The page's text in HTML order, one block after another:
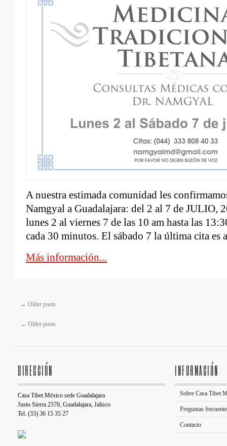
A nuestra estimada comunidad les
Namgyal a Guadalajara: del 2 al 7 de JULIO,
lunes 2 al viernes 7 de las 10 am hasta las
cada 30 minutos. El sábado 7 la última cita
Más información...
← Older posts
← Older posts
DIRECCIÓN
Casa Tibet México sede Guadalajara
Justo Sierra 2570, Guadalajara, Jalisco
Tel. (33) 36 15 35 27
INFORMACIÓN
Sobre Casa Tibet
Preguntas
Contacto